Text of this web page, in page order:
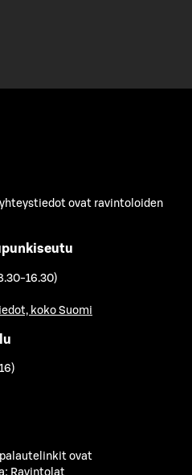
ovat ravintoloiden
16.30)
koko Suomi
ovat
Ravintolat